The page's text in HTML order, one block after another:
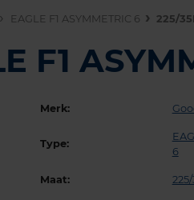
EAGLE F1 ASYMMETRIC 6 225/
F1
Merk:
Type:
6
Maat: